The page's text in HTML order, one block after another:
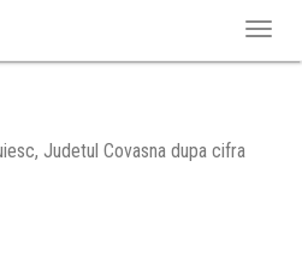
Judetul Covasna dupa cifra